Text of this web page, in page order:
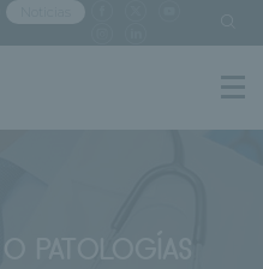
PATOLOGÍAS